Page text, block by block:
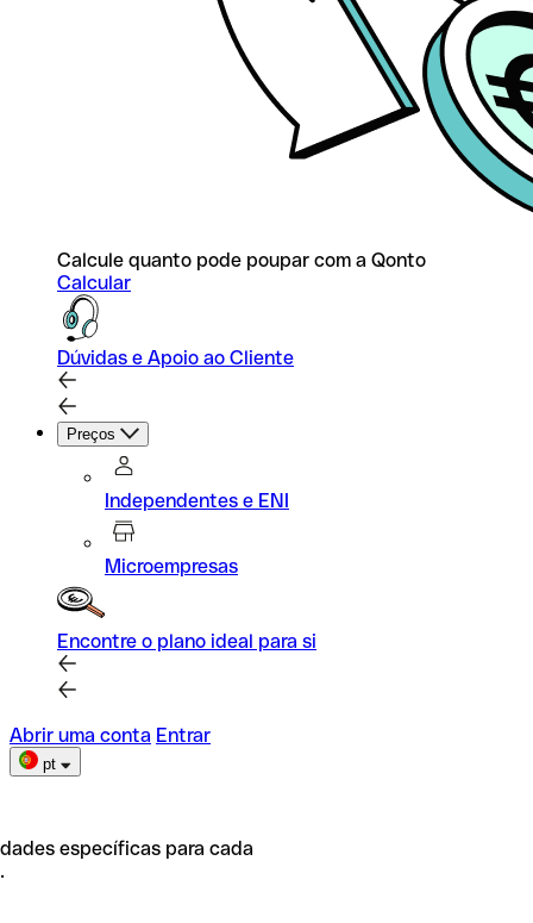
Calcule quanto pode poupar com a Qonto
Calcular
Dúvidas e Apoio ao Cliente
Preços
Independentes e ENI
Microempresas
Encontre o plano ideal para si
Abrir uma conta Entrar
pt
específicas para cada